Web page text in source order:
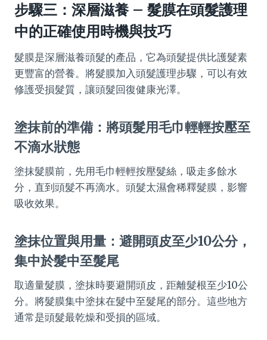
步驟三：深層滋養 – 髮膜在頭髮護理
中的正確使用時機與技巧
髮膜是深層滋養頭髮的產品，它為頭髮提供比護髮素
更豐富的營養。將髮膜加入頭髮護理步驟，可以有效
修護受損髮質，讓頭髮回復健康光澤。
塗抹前的準備：將頭髮用毛巾輕輕按壓至
不滴水狀態
塗抹髮膜前，先用毛巾輕輕按壓髮絲，吸走多餘水
分，直到頭髮不再滴水。頭髮太濕會稀釋髮膜，影響
吸收效果。
塗抹位置與用量：避開頭皮至少10公分，
集中於髮中至髮尾
取適量髮膜，塗抹時要避開頭皮，距離髮根至少10公
分。將髮膜集中塗抹在髮中至髮尾的部分。這些地方
通常是頭髮最乾燥和受損的區域。